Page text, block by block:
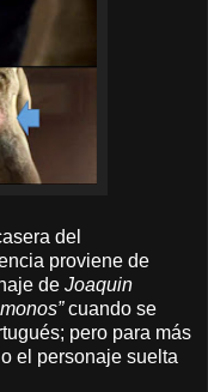
del
proviene de
de Joaquin
cuando se
pero para más
el personaje suelta